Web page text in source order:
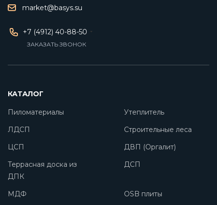
market@basys.su
+7 (4912) 40-88-50
ЗАКАЗАТЬ ЗВОНОК
КАТАЛОГ
Пиломатериалы
Утеплитель
ЛДСП
Строительные леса
ЦСП
ДВП (Оргалит)
Террасная доска из
ДПК
ДСП
МДФ
OSB плиты